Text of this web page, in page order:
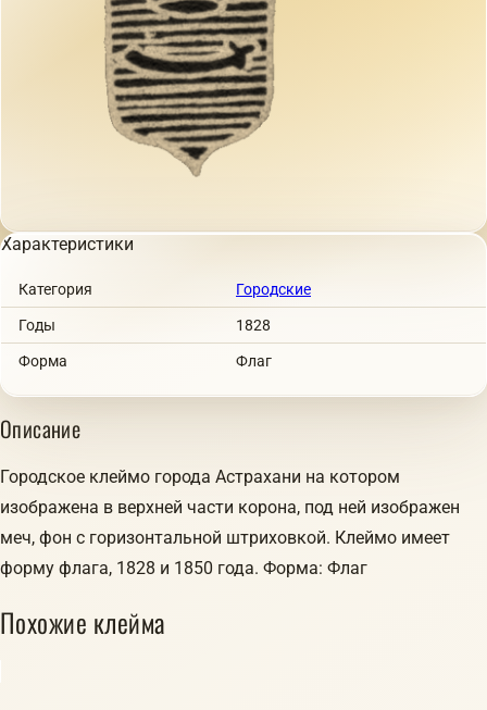
Характеристики
Категория Городские
Годы 1828
Форма Флаг
Описание
Городское клеймо города Астрахани на котором
изображена в верхней части корона, под ней изображен
меч, фон с горизонтальной штриховкой. Клеймо имеет
форму флага, 1828 и 1850 года. Форма: Флаг
Похожие клейма